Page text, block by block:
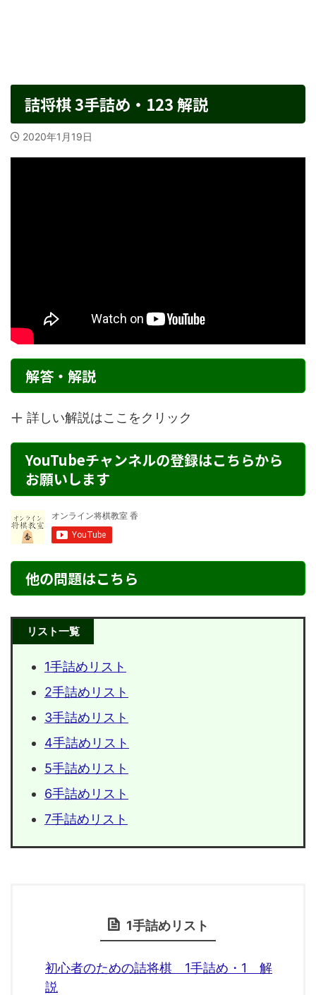
詰将棋 3手詰め・123 解説
2020年1月19日
解答・解説
詳しい解説はここをクリック
YouTubeチャンネルの登録はこちらから
お願いします
他の問題はこちら
リスト一覧
1手詰めリスト
2手詰めリスト
3手詰めリスト
4手詰めリスト
5手詰めリスト
6手詰めリスト
7手詰めリスト
1手詰めリスト
初心者のための詰将棋 1手詰め・1 解
説